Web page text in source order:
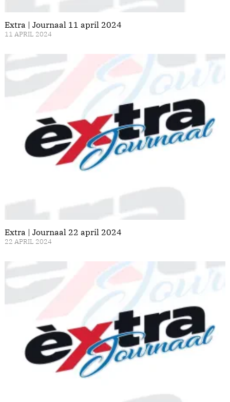
Extra | Journaal 11 april 2024
11 APRIL 2024
Extra | Journaal 22 april 2024
22 APRIL 2024